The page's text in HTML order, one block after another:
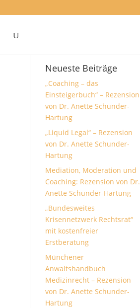
Neueste Beiträge
„Coaching – das
Einsteigerbuch“ – Rezension
von Dr. Anette Schunder-
Hartung
„Liquid Legal“ – Rezension
von Dr. Anette Schunder-
Hartung
Mediation, Moderation und
Coaching: Rezension von Dr.
Anette Schunder-Hartung
„Bundesweites
Krisennetzwerk Rechtsrat“
mit kostenfreier
Erstberatung
Münchener
Anwaltshandbuch
Medizinrecht – Rezension
von Dr. Anette Schunder-
Hartung